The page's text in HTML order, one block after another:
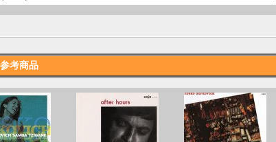
考商品